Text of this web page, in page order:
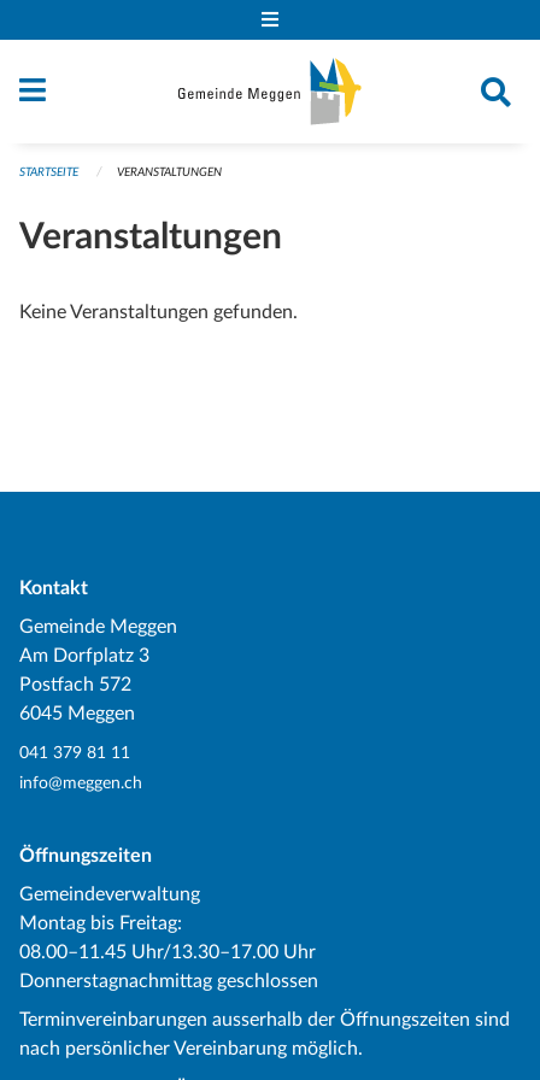
STARTSEITE VERANSTALTUNGEN
Veranstaltungen
Keine Veranstaltungen gefunden.
Kontakt
Gemeinde Meggen
Am Dorfplatz 3
Postfach 572
6045 Meggen
041 379 81 11
info@meggen.ch
Öffnungszeiten
Gemeindeverwaltung
Montag bis Freitag:
08.00–11.45 Uhr/13.30–17.00 Uhr
Donnerstagnachmittag geschlossen
Terminvereinbarungen ausserhalb der Öffnungszeiten sind
nach persönlicher Vereinbarung möglich.